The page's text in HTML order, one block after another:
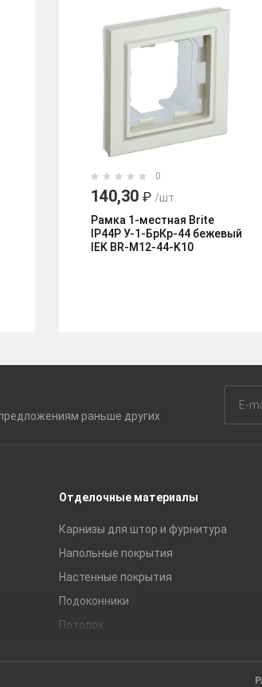
0
140,30 ₽ /шт.
Рамка 1-местная Brite
IP44Р У-1-БрКр-44 бежевый
IEK BR-M12-44-K10
раньше других
Отделочные материалы
Карнизы для штор и фурнитура
Напольные покрытия
Настенные покрытия
Подоконники
Потолок